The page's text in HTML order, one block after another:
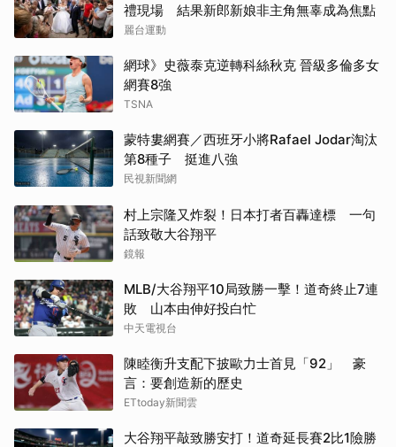
禮現場 結果新郎新娘非主角無辜成為焦點
麗台運動
網球》史薇泰克逆轉科絲秋克 晉級多倫多女
網賽8強
TSNA
蒙特婁網賽／西班牙小將Rafael Jodar淘汰
第8種子 挺進八強
民視新聞網
村上宗隆又炸裂！日本打者百轟達標 一句
話致敬大谷翔平
鏡報
MLB/大谷翔平10局致勝一擊！道奇終止7連
敗 山本由伸好投白忙
中天電視台
陳睦衡升支配下披歐力士首見「92」 豪
言：要創造新的歷史
ETtoday新聞雲
大谷翔平敲致勝安打！道奇延長賽2比1險勝